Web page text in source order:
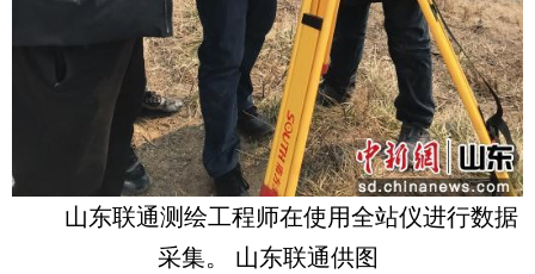
山东联通测绘工程师在使用全站仪进行数据
采集。 山东联通供图